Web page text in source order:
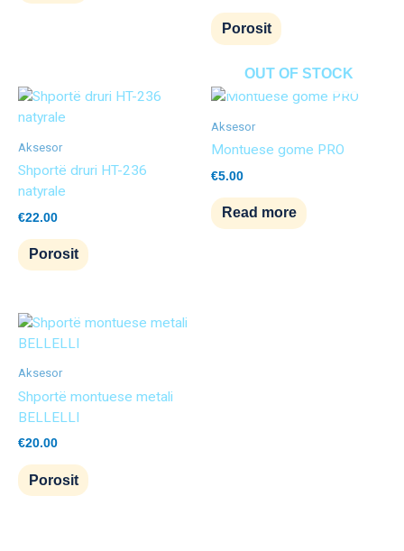
Porosit
Aksesor
Shportë druri HT-236
natyrale
€22.00
Porosit
OUT OF STOCK
Aksesor
Montuese gome PRO
€5.00
Read more
Aksesor
Shportë montuese metali
BELLELLI
€20.00
Porosit